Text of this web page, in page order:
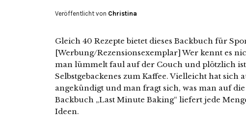
Veröffentlicht von Christina
Gleich 40 Rezepte bietet dieses Backbuch für
[Werbung/Rezensionsexemplar] Wer kennt es
man lümmelt faul auf der Couch und plötzlich ist
Selbstgebackenes zum Kaffee. Vielleicht hat sich
angekündigt und man fragt sich, was man auf
Backbuch „Last Minute Baking“ liefert jede
Ideen.